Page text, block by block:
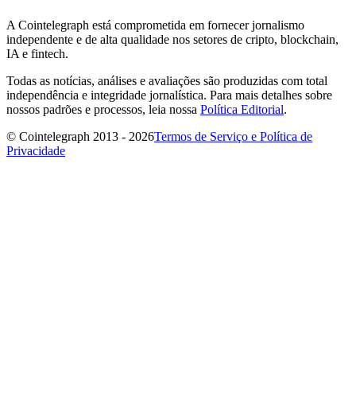
A Cointelegraph está comprometida em fornecer jornalismo
independente e de alta qualidade nos setores de cripto, blockchain,
IA e fintech.
Todas as notícias, análises e avaliações são produzidas com total
independência e integridade jornalística. Para mais detalhes sobre
nossos padrões e processos, leia nossa Política Editorial.
© Cointelegraph 2013 - 2026Termos de Serviço e Política de
Privacidade